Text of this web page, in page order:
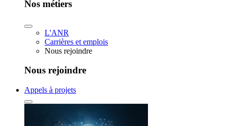
Nos métiers
L'ANR
Carrières et emplois
Nous rejoindre
Nous rejoindre
Appels à projets